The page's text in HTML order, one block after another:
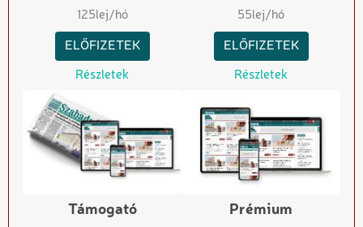
125lej/hó
ELŐFIZETEK
Részletek
55lej/hó
ELŐFIZETEK
Részletek
Támogató Prémium